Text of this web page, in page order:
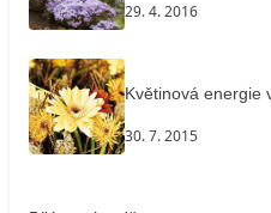
29. 4. 2016
Květinová energie
30. 7. 2015